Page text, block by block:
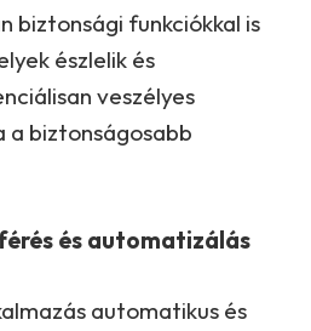
biztonsági funkciókkal is
észlelik és
veszélyes
biztonságosabb
és automatizálás
automatikus és